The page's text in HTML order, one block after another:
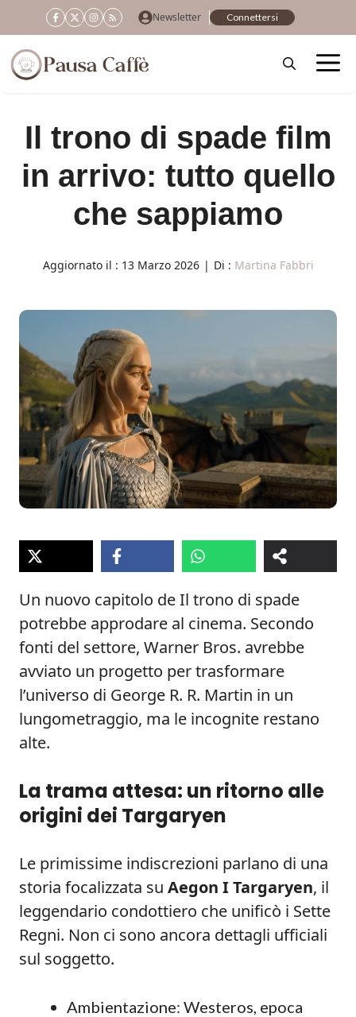
al
contenuto
Newsletter Connettersi
Il trono di spade film
in arrivo: tutto quello
che sappiamo
Aggiornato il : 13 Marzo 2026 | Di : Martina Fabbri
Un nuovo capitolo de Il trono di spade
potrebbe approdare al cinema. Secondo
fonti del settore, Warner Bros. avrebbe
avviato un progetto per trasformare
l’universo di George R. R. Martin in un
lungometraggio, ma le incognite restano
alte.
La trama attesa: un ritorno alle
origini dei Targaryen
Le primissime indiscrezioni parlano di una
storia focalizzata su Aegon I Targaryen, il
leggendario condottiero che unificò i Sette
Regni. Non ci sono ancora dettagli ufficiali
sul soggetto.
Ambientazione: Westeros, epoca